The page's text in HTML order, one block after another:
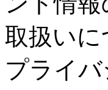
取扱いに
プライ